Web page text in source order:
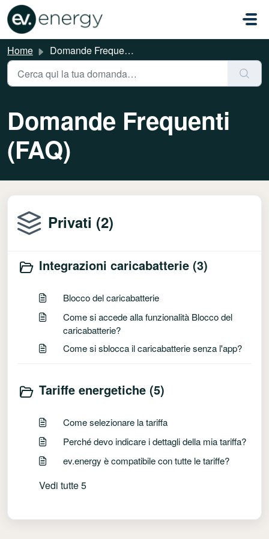
Salta al contenuto principale
Home Domande Frequenti (FAQ)
Domande Frequenti
(FAQ)
Privati (2)
Integrazioni caricabatterie (3)
Blocco del caricabatterie
Come si accede alla funzionalità Blocco del
caricabatterie?
Come si sblocca il caricabatterie senza l'app?
Tariffe energetiche (5)
Come selezionare la tariffa
Perché devo indicare i dettagli della mia tariffa?
ev.energy è compatibile con tutte le tariffe?
Vedi tutte 5